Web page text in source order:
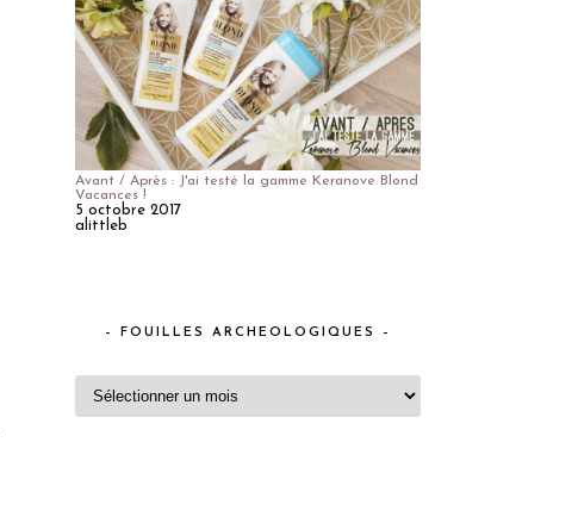
Avant / Après : J'ai testé la gamme Keranove Blond
Vacances !
5 octobre 2017
alittleb
– FOUILLES ARCHEOLOGIQUES –